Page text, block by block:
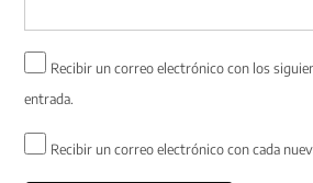
Recibir un correo electrónico con los
entrada.
Recibir un correo electrónico con cada